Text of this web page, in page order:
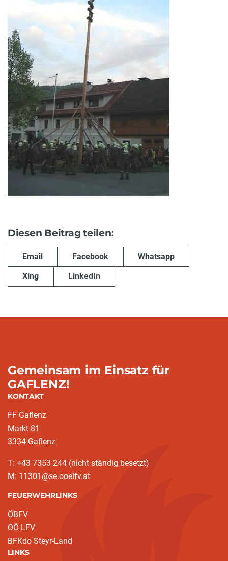
Diesen Beitrag teilen:
Email Facebook Whatsapp
Xing LinkedIn
Gemeinsam im Einsatz für
GAFLENZ!
KONTAKT
FF Gaflenz
Markt 81
3334 Gaflenz
T: +43 7353 244 (nicht ständig besetzt)
M: 11301@se.ooelfv.at
FEUERWEHRLINKS
ÖBFV
OÖ LFV
BFKdo Steyr-Land
LINKS